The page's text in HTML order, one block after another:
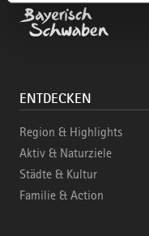
ENTDECKEN
Region & Highlights
Aktiv & Naturziele
Städte & Kultur
Familie & Action